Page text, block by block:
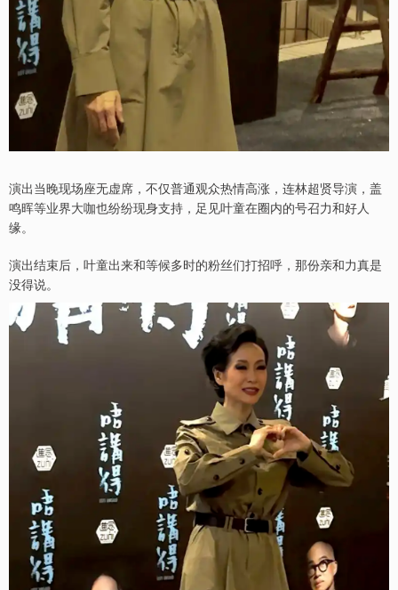
演出当晚现场座无虚席，不仅普通观众热情高涨，连林超贤导演，盖
鸣晖等业界大咖也纷纷现身支持，足见叶童在圈内的号召力和好人
缘。
演出结束后，叶童出来和等候多时的粉丝们打招呼，那份亲和力真是
没得说。